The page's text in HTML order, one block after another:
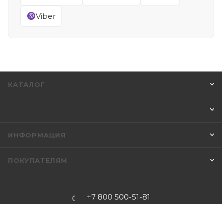
Viber
КАТАЛОГ
ИНФОРМАЦИЯ
ПОКУПАТЕЛЯМ
+7 800 500-51-81